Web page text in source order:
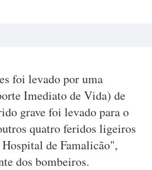
foi levado por uma
Imediato de Vida) de
grave foi levado para o
quatro feridos ligeiros
de Famalicão",
dos bombeiros.